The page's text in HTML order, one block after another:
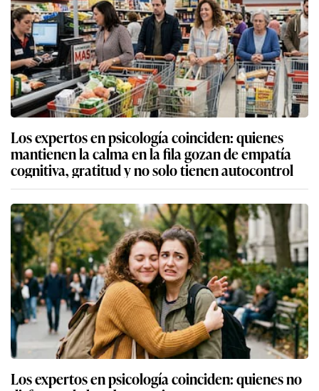
Los expertos en psicología coinciden: quienes
mantienen la calma en la fila gozan de empatía
cognitiva, gratitud y no solo tienen autocontrol
Los expertos en psicología coinciden: quienes no